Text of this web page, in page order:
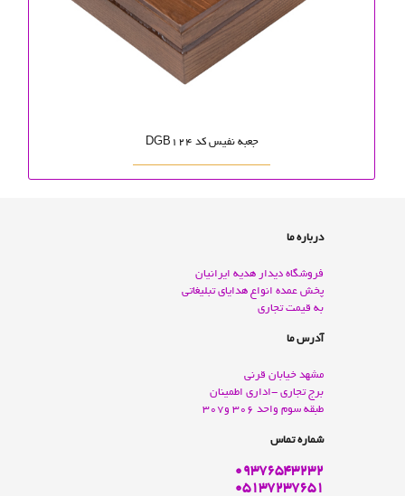
جعبه نفیس کد DGB124
درباره ما
فروشگاه دیدار هدیه ایرانیان
پخش عمده انواع هدايای تبليغاتی
به قيمت تجاری
آدرس ما
مشهد خيابان قرنی
برج تجاری -اداری اطمينان
طبقه سوم واحد 306 و307
شماره تماس
09376543232
05137237651